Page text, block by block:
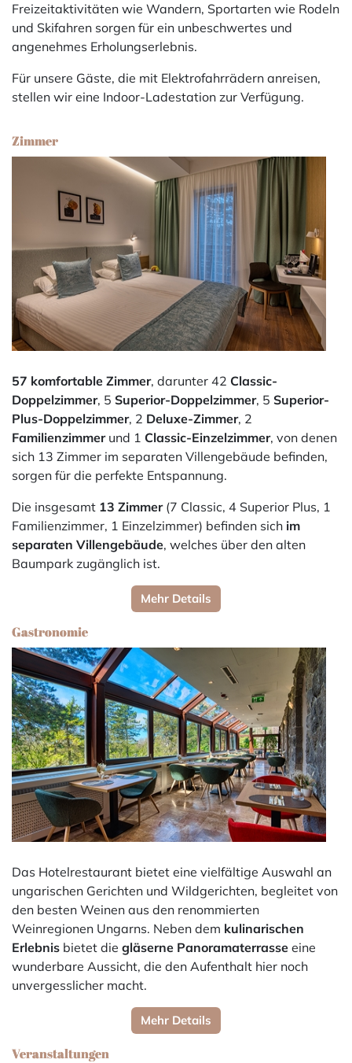
Freizeitaktivitäten wie Wandern, Sportarten wie Rodeln
und Skifahren sorgen für ein unbeschwertes und
angenehmes Erholungserlebnis.
Für unsere Gäste, die mit Elektrofahrrädern anreisen,
stellen wir eine Indoor-Ladestation zur Verfügung.
Zimmer
57 komfortable Zimmer, darunter 42 Classic-
Doppelzimmer, 5 Superior-Doppelzimmer, 5 Superior-
Plus-Doppelzimmer, 2 Deluxe-Zimmer, 2
Familienzimmerund 1 Classic-Einzelzimmer, von denen
sich 13 Zimmer im separaten Villengebäude befinden,
sorgen für die perfekte Entspannung.
Die insgesamt 13 Zimmer(7 Classic, 4 Superior Plus, 1
Familienzimmer, 1 Einzelzimmer) befinden sich im
separaten Villengebäude, welches über den alten
Baumpark zugänglich ist.
Mehr Details
Gastronomie
Das Hotelrestaurant bietet eine vielfältige Auswahl an
ungarischen Gerichten und Wildgerichten, begleitet von
den besten Weinen aus den renommierten
Weinregionen Ungarns. Neben dem kulinarischen
Erlebnis bietet die gläserne Panoramaterrasse eine
wunderbare Aussicht, die den Aufenthalt hier noch
unvergesslicher macht.
Mehr Details
Veranstaltungen